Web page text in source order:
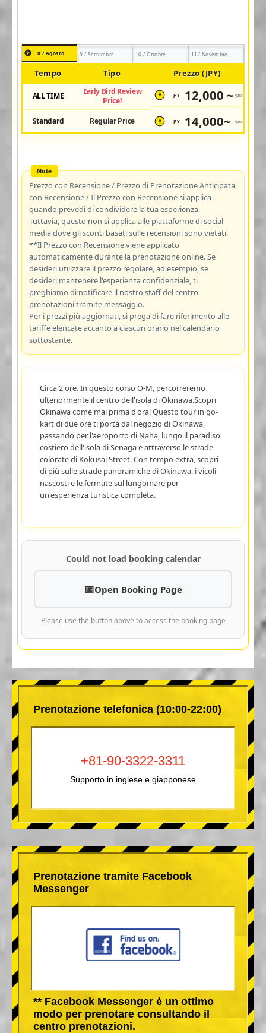
8 / Agosto 9 / Settembre 10 / Ottobre 11 / Novembre
Tempo Tipo Prezzo (JPY)
ALL TIME
Early Bird Review
Price!
¥ JPY 12,000 ~ /pax
Standard Regular Price ¥ JPY 14,000~ /pax
Prezzo con Recensione / Prezzo di Prenotazione Anticipata
con Recensione / Il Prezzo con Recensione si applica
quando prevedi di condividere la tua esperienza.
Tuttavia, questo non si applica alle piattaforme di social
media dove gli sconti basati sulle recensioni sono vietati.
**Il Prezzo con Recensione viene applicato
automaticamente durante la prenotazione online. Se
desideri utilizzare il prezzo regolare, ad esempio, se
desideri mantenere l'esperienza confidenziale, ti
preghiamo di notificare il nostro staff del centro
prenotazioni tramite messaggio.
Per i prezzi più aggiornati, si prega di fare riferimento alle
tariffe elencate accanto a ciascun orario nel calendario
sottostante.
Circa 2 ore. In questo corso O-M, percorreremo
ulteriormente il centro dell'isola di Okinawa.Scopri
Okinawa come mai prima d'ora! Questo tour in go-
kart di due ore ti porta dal negozio di Okinawa,
passando per l'aeroporto di Naha, lungo il paradiso
costiero dell'isola di Senaga e attraverso le strade
colorate di Kokusai Street. Con tempo extra, scopri
di più sulle strade panoramiche di Okinawa, i vicoli
nascosti e le fermate sul lungomare per
un'esperienza turistica completa.
Could not load booking calendar
Open Booking Page
Please use the button above to access the booking page
Prenotazione telefonica (10:00-22:00)
+81-90-3322-3311
Supporto in inglese e giapponese
Prenotazione tramite Facebook
Messenger
** Facebook Messenger è un ottimo
modo per prenotare consultando il
centro prenotazioni.